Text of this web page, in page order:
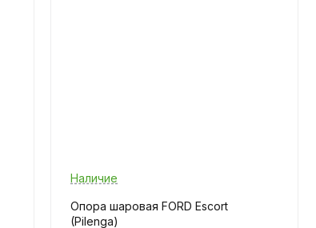
Наличие
Опора шаровая FORD Escort
(Pilenga)